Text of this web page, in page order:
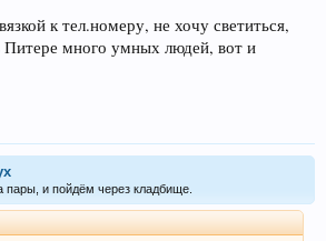
к тел.номеру, не хочу светиться,
Питере много умных людей, вот и
пары, и пойдём через кладбище.